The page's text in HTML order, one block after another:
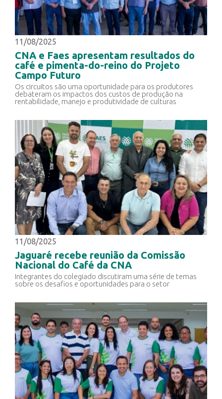
11/08/2025
CNA e Faes apresentam resultados do
café e pimenta-do-reino do Projeto
Campo Futuro
Os circuitos são uma oportunidade para os produtores
debateram os impactos dos custos de produção na
rentabilidade, manejo e produtividade de culturas
11/08/2025
Jaguaré recebe reunião da Comissão
Nacional do Café da CNA
Integrantes do colegiado discutiram uma série de temas
sobre os desafios e oportunidades para o setor